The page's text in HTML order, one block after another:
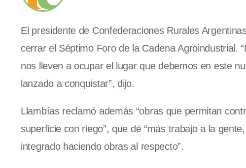
El presidente de Confederaciones Rurales
cerrar el Séptimo Foro de la Cadena Agroindustrial.
nos lleven a ocupar el lugar que debemos en este
lanzado a conquistar”, dijo.
Llambías reclamó además “obras que permitan
superficie con riego”, que dé “más trabajo a la
integrado haciendo obras al respecto”.